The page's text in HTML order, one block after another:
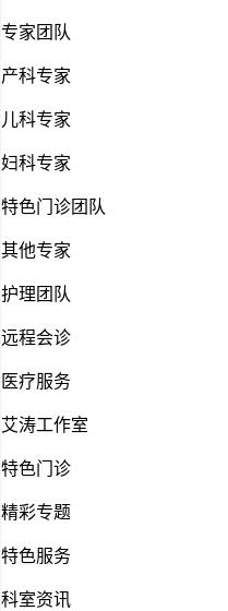
专家团队
产科专家
儿科专家
妇科专家
特色门诊团队
其他专家
护理团队
远程会诊
医疗服务
艾涛工作室
特色门诊
精彩专题
特色服务
科室资讯